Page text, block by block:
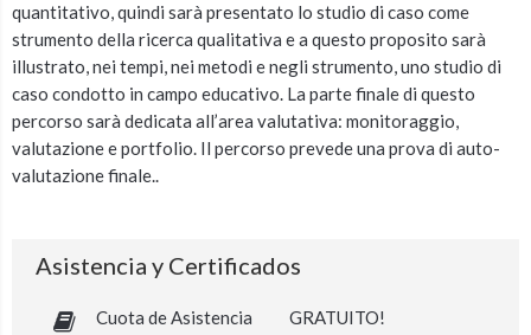
quantitativo, quindi sarà presentato lo studio di caso come
strumento della ricerca qualitativa e a questo proposito sarà
illustrato, nei tempi, nei metodi e negli strumento, uno studio di
caso condotto in campo educativo. La parte finale di questo
percorso sarà dedicata all’area valutativa: monitoraggio,
valutazione e portfolio. Il percorso prevede una prova di auto-
valutazione finale..
Asistencia y Certificados
Cuota de Asistencia GRATUITO!